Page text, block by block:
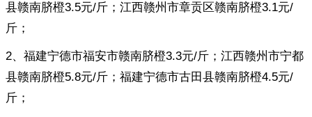
县赣南脐橙3.5元/斤；江西赣州市章贡区赣南脐橙3.1元/
斤；
2、福建宁德市福安市赣南脐橙3.3元/斤；江西赣州市宁都
县赣南脐橙5.8元/斤；福建宁德市古田县赣南脐橙4.5元/
斤；